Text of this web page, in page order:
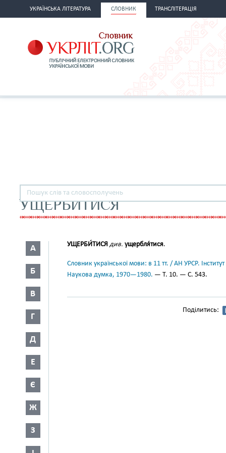
УКРАЇНСЬКА ЛІТЕРАТУРА СЛОВНИК ТРАНСЛІТЕРАЦІЯ
УЩЕРБИТИСЯ
А
Б
В
Г
Д
Е
Є
Ж
З
УЩЕРБИ́ТИСЯ див. ущербля́тися.
Словник української мови: в 11 тт. / АН УРСР.
Наукова думка, 1970—1980. — Т. 10. — С. 543.
Поділитись: